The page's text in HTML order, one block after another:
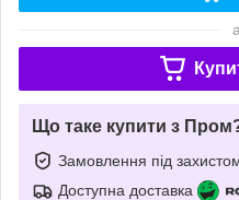
Що таке купити з
Замовлення під
Доступна доставка